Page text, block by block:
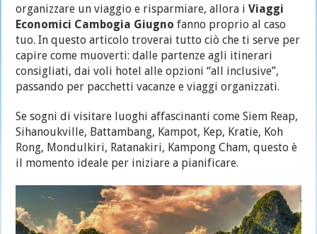
organizzare un viaggio e risparmiare, allora iViaggi
Economici Cambogia Giugno fanno proprio al caso
tuo. In questo articolo troverai tutto ciò che ti serve per
capire come muoverti: dalle partenze agli itinerari
consigliati, dai voli hotel alle opzioni “all inclusive”,
passando per pacchetti vacanze e viaggi organizzati.
Se sogni di visitare luoghi affascinanti come Siem Reap,
Sihanoukville, Battambang, Kampot, Kep, Kratie, Koh
Rong, Mondulkiri, Ratanakiri, Kampong Cham, questo è
il momento ideale per iniziare a pianificare.